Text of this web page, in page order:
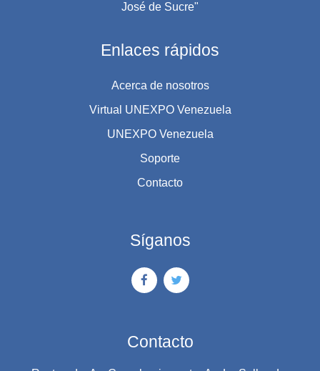
José de Sucre"
Enlaces rápidos
Acerca de nosotros
Virtual UNEXPO Venezuela
UNEXPO Venezuela
Soporte
Contacto
Síganos
Contacto